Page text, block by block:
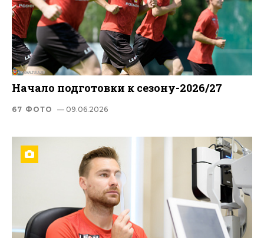
Начало подготовки к сезону-2026/27
67 ФОТО — 09.06.2026